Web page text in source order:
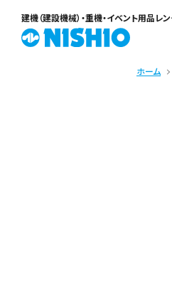
建機（建設機械）・重機・イベント用品レ
ホーム